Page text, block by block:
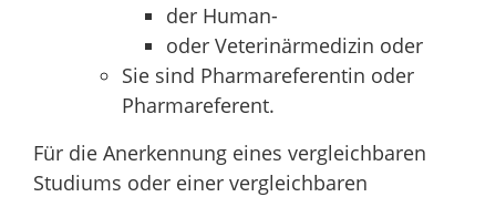
der Human-
oder Veterinärmedizin oder
Sie sind Pharmareferentin oder
Pharmareferent.
Für die Anerkennung eines vergleichbaren
Studiums oder einer vergleichbaren